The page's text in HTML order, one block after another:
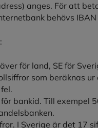
anges. För att
behövs IBAN
för land, SE för
som beräknas
bankid. Till exempel
I Sverige är det 17